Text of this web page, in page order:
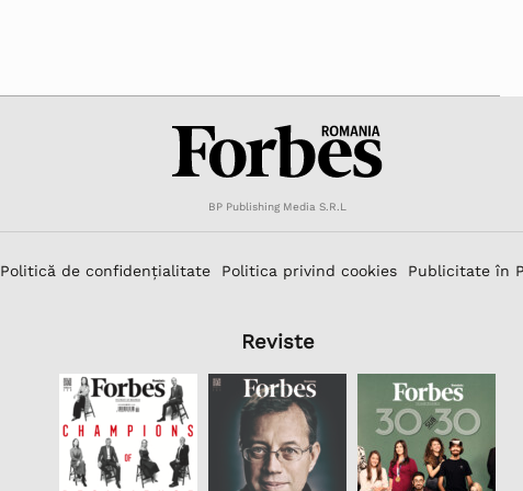
BP Publishing Media S.R.L
Politică de confidențialitate Politica privind cookies Publicitate în
Reviste